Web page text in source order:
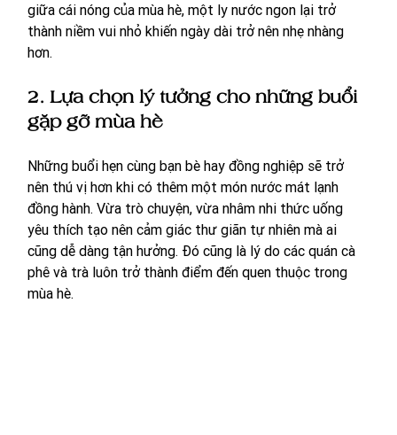
giữa cái nóng của mùa hè, một ly nước ngon lại trở
thành niềm vui nhỏ khiến ngày dài trở nên nhẹ nhàng
hơn.
2. Lựa chọn lý tưởng cho những buổi
gặp gỡ mùa hè
Những buổi hẹn cùng bạn bè hay đồng nghiệp sẽ trở
nên thú vị hơn khi có thêm một món nước mát lạnh
đồng hành. Vừa trò chuyện, vừa nhâm nhi thức uống
yêu thích tạo nên cảm giác thư giãn tự nhiên mà ai
cũng dễ dàng tận hưởng. Đó cũng là lý do các quán cà
phê và trà luôn trở thành điểm đến quen thuộc trong
mùa hè.